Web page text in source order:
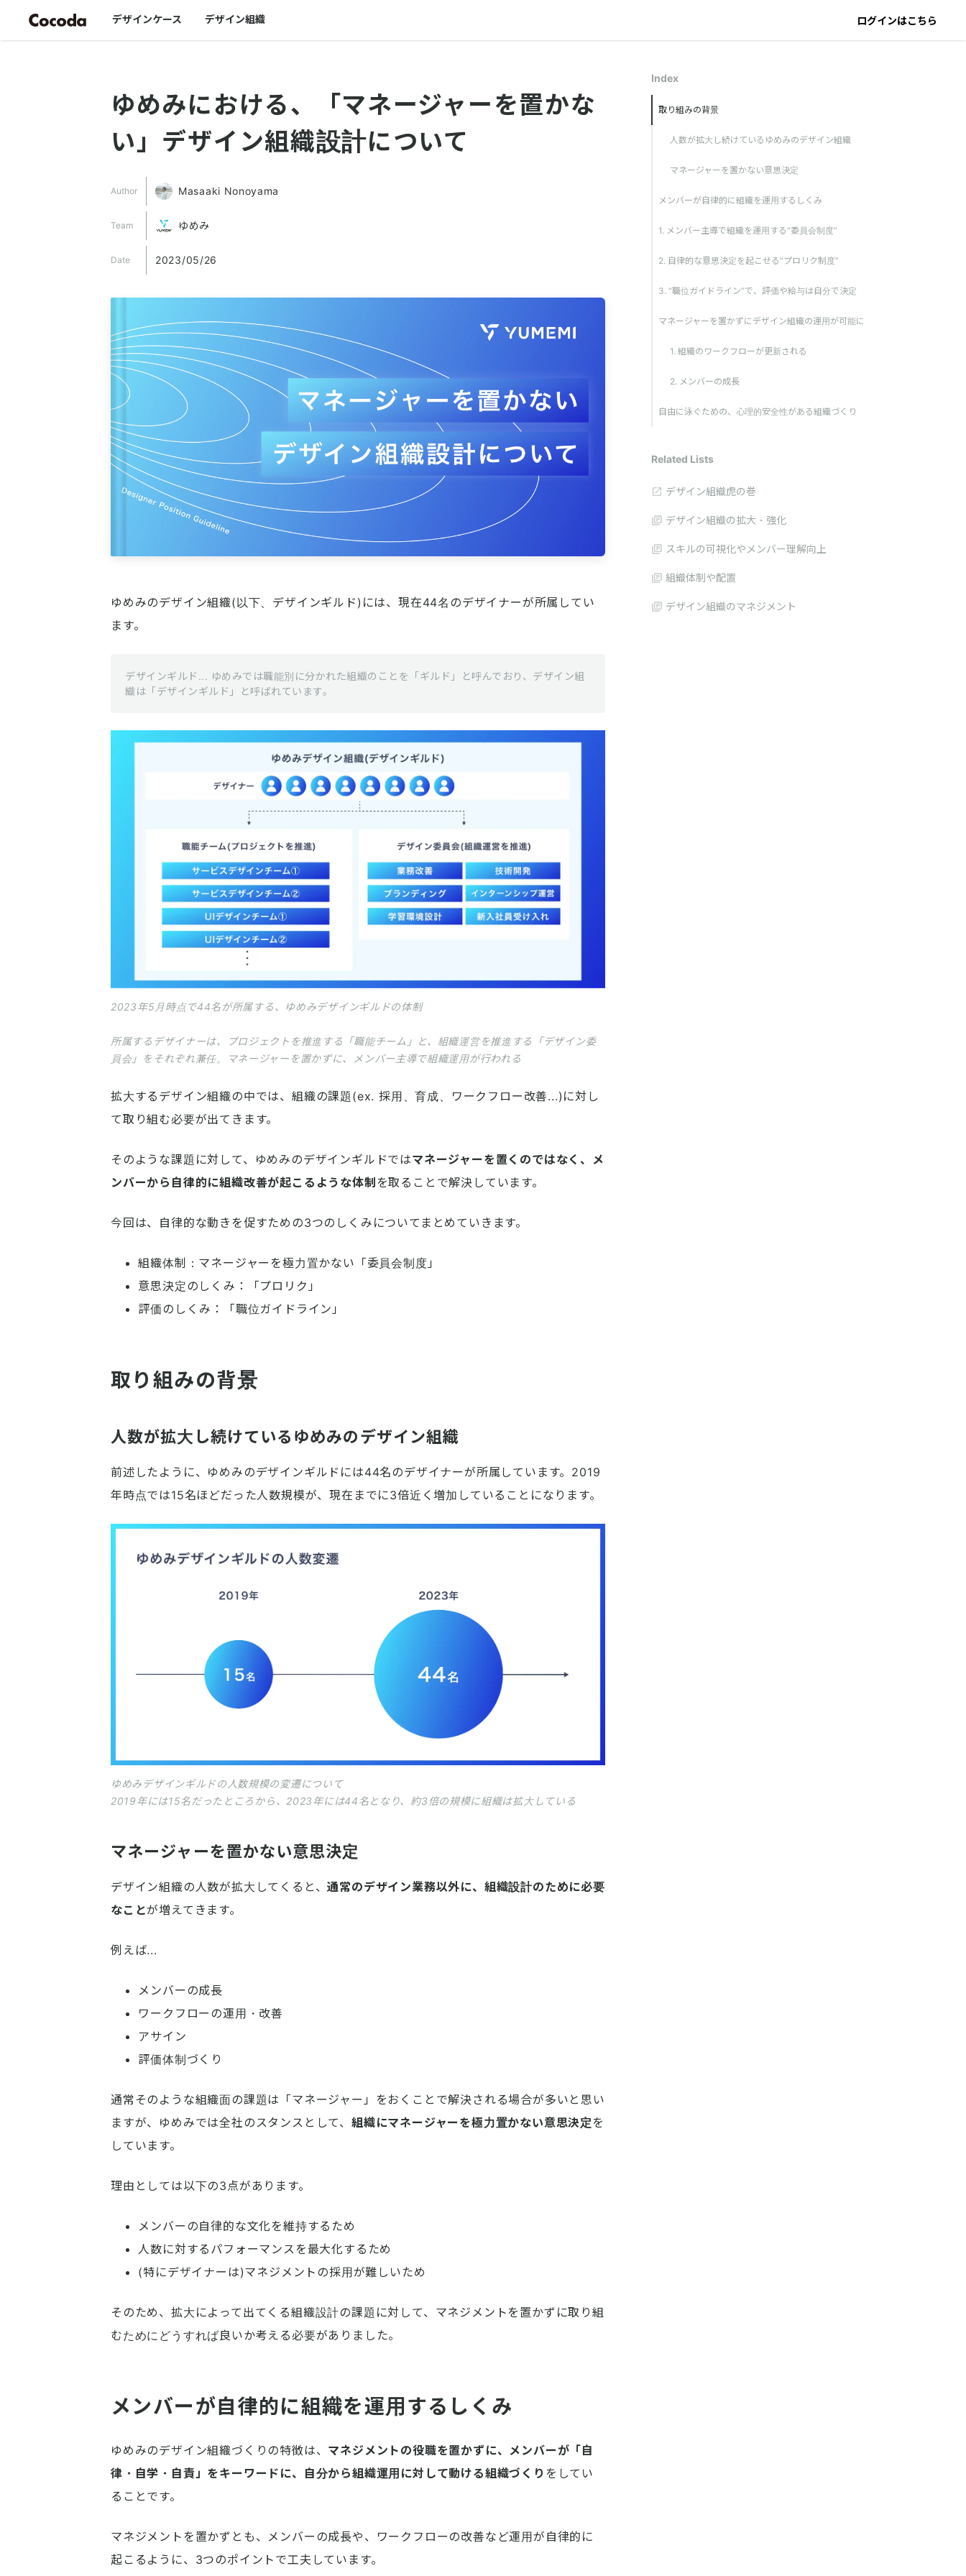
デザインケース デザイン組織 ログインはこちら
ゆめみにおける、「マネージャーを置かな
い」デザイン組織設計について
Author Masaaki Nonoyama
Team ゆめみ
Date 2023/05/26
ゆめみのデザイン組織(以下、デザインギルド)には、現在44名のデザイナーが所属してい
ます。
デザインギルド... ゆめみでは職能別に分かれた組織のことを「ギルド」と呼んでおり、デザイン組
織は「デザインギルド」と呼ばれています。
2023年5月時点で44名が所属する、ゆめみデザインギルドの体制
所属するデザイナーは、プロジェクトを推進する「職能チーム」と、組織運営を推進する「デザイン委
員会」をそれぞれ兼任。マネージャーを置かずに、メンバー主導で組織運用が行われる
拡大するデザイン組織の中では、組織の課題(ex. 採用、育成、ワークフロー改善...)に対し
て取り組む必要が出てきます。
そのような課題に対して、ゆめみのデザインギルドではマネージャーを置くのではなく、メ
ンバーから自律的に組織改善が起こるような体制を取ることで解決しています。
今回は、自律的な動きを促すための3つのしくみについてまとめていきます。
組織体制：マネージャーを極力置かない「委員会制度」
評価のしくみ：「職位ガイドライン」
取り組みの背景
人数が拡大し続けているゆめみのデザイン組織
前述したように、ゆめみのデザインギルドには44名のデザイナーが所属しています。2019
年時点では15名ほどだった人数規模が、現在までに3倍近く増加していることになります。
ゆめみデザインギルドの人数規模の変遷について
2019年には15名だったところから、2023年には44名となり、約3倍の規模に組織は拡大している
マネージャーを置かない意思決定
デザイン組織の人数が拡大してくると、通常のデザイン業務以外に、組織設計のために必要
なことが増えてきます。
例えば...
メンバーの成長
ワークフローの運用・改善
アサイン
評価体制づくり
通常そのような組織面の課題は「マネージャー」をおくことで解決される場合が多いと思い
ますが、ゆめみでは全社のスタンスとして、 組織にマネージャーを極力置かない意思決定を
しています。
理由としては以下の3点があります。
メンバーの自律的な文化を維持するため
人数に対するパフォーマンスを最大化するため
(特にデザイナーは)マネジメントの採用が難しいため
そのため、拡大によって出てくる組織設計の課題に対して、マネジメントを置かずに取り組
むためにどうすれば良いか考える必要がありました。
メンバーが自律的に組織を運用するしくみ
ゆめみのデザイン組織づくりの特徴は、 マネジメントの役職を置かずに、メンバーが「自
律・自学・自責」をキーワードに、自分から組織運用に対して動ける組織づくり をしてい
ることです。
マネジメントを置かずとも、メンバーの成長や、ワークフローの改善など運用が自律的に
起こるように、3つのポイントで工夫しています。
Index
取り組みの背景
人数が拡大し続けているゆめみのデザイン組織
マネージャーを置かない意思決定
メンバーが自律的に組織を運用するしくみ
1. メンバー主導で組織を運用する“委員会制度”
2. 自律的な意思決定を起こせる“プロリク制度”
3. “職位ガイドライン”で、評価や給与は自分で決定
マネージャーを置かずにデザイン組織の運用が可能に
1. 組織のワークフローが更新される
2. メンバーの成長
自由に泳ぐための、心理的安全性がある組織づくり
Related Lists
デザイン組織虎の巻
デザイン組織の拡大・強化
スキルの可視化やメンバー理解向上
組織体制や配置
デザイン組織のマネジメント